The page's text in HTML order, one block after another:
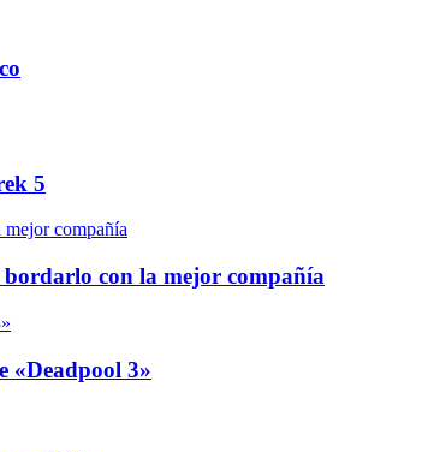
5
con la mejor compañía
«Deadpool 3»